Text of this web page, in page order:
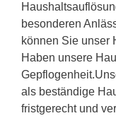
besonderen
können Sie unser
Haben unsere
als beständige
fristgerecht und